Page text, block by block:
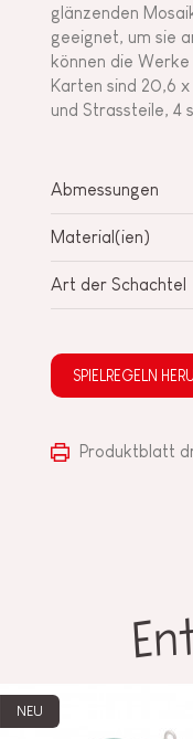
glänzenden
geeignet, um sie
können die
Karten sind 20,6
und Strassteile, 4
Abmessungen
Material(ien)
Art der Schachtel
SPIELREGELN
Produktblatt
NEU